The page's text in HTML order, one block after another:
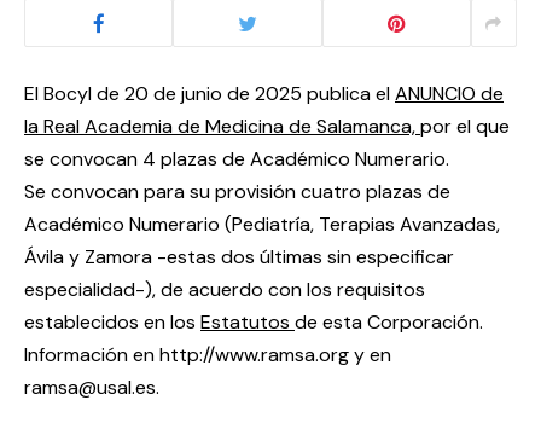
El Bocyl de 20 de junio de 2025 publica elANUNCIO de
la Real Academia de Medicina de Salamanca,por el que
se convocan 4 plazas de Académico Numerario.
Se convocan para su provisión cuatro plazas de
Académico Numerario (Pediatría, Terapias Avanzadas,
Ávila y Zamora -estas dos últimas sin especificar
especialidad-), de acuerdo con los requisitos
establecidos en los Estatutos de esta Corporación.
Información en http://www.ramsa.org y en
ramsa@usal.es.